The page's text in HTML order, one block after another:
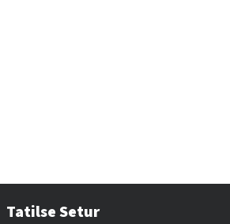
Tatilse Setur